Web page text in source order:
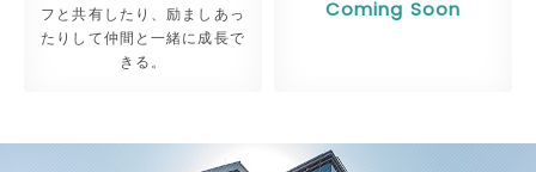
24/08/19
「募集人数が5名以上の病院」特集ページをアップしま
PICK UPを8月下旬〜9月中旬に募集締め切りがある施
フと共有したり、励ましあっ
たりして仲間と一緒に成長で
きる。